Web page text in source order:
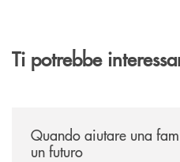
Ti potrebbe
Quando aiutare una
un futuro